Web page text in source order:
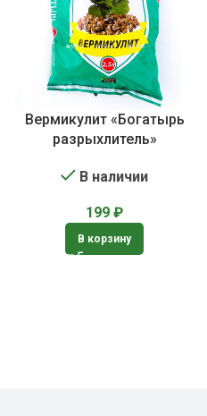
Вермикулит «Богатырь
разрыхлитель»
В наличии
199 ₽
В корзину